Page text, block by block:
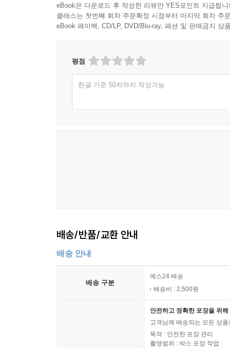
eBook은 다운로드 후 작성한 리뷰만 YES포인트 지급됩니
클래스는 첫번째 회차 주문확정 시점부터 마지막 회차 주
eBook 페이백, CD/LP, DVD/Blu-ray, 패션 및 판매금지 상
평점
한글 기준 50자까지 작성가능
배송/반품/교환 안내
배송 안내
배송 구분
예스24 배송
배송비 : 2,500원
안전하고 정확한 포장을 위
고객님께 배송되는 모든 상
목적 : 안전한 포장 관리
촬영범위 : 박스 포장 작업